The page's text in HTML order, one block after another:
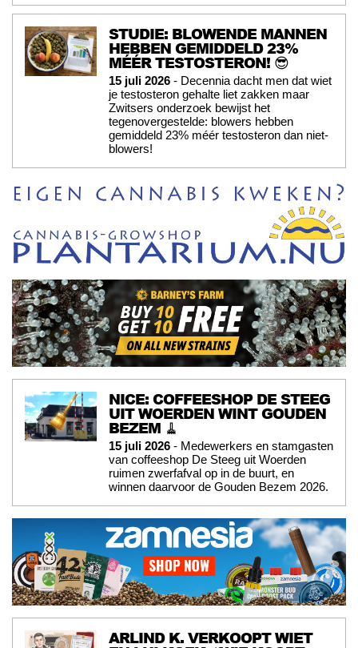
STUDIE: BLOWENDE MANNEN
HEBBEN GEMIDDELD 23%
MÉÉR TESTOSTERON! 😎
15 juli 2026 - Decennia dacht men dat wiet
je testosteron gehalte liet zakken maar
Zwitsers onderzoek bewijst het
tegenovergestelde: blowers hebben
gemiddeld 23% méér testosteron dan niet-
blowers!
NICE: COFFEESHOP DE STEEG
UIT WOERDEN WINT GOUDEN
BEZEM 🧹
15 juli 2026 - Medewerkers en stamgasten
van coffeeshop De Steeg uit Woerden
ruimen zwerfafval op in de buurt, en
winnen daarvoor de Gouden Bezem 2026.
ARLIND K. VERKOOPT WIET